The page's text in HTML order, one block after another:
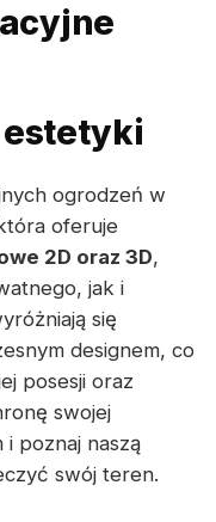
ogrodzeń w
oferuje
2D oraz 3D,
jak i
się
designem, co
posesji oraz
swojej
i poznaj naszą
swój teren.